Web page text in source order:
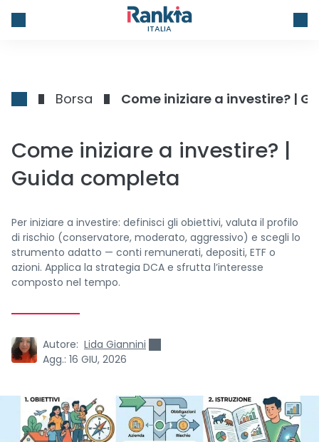
ITALIA
Borsa Come iniziare a investire? |
Come iniziare a investire? |
Guida completa
Per iniziare a investire: definisci gli obiettivi, valuta il profilo
di rischio (conservatore, moderato, aggressivo) e scegli lo
strumento adatto — conti remunerati, depositi, ETF o
azioni. Applica la strategia DCA e sfrutta l’interesse
composto nel tempo.
Autore: Lida Giannini
Agg.: 16 GIU, 2026